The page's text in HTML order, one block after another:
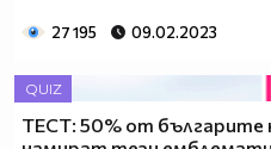
27 195 09.02.2023
QUIZ
ТЕСТ: 50% от българите